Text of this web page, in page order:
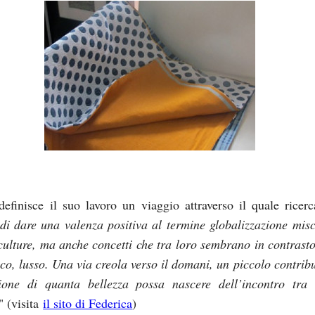
il suo lavoro un viaggio attraverso il quale
dare una valenza positiva al termine globalizzazione
ma anche concetti che tra loro sembrano in
lusso. Una via creola verso il domani, un piccolo
di quanta bellezza possa nascere dell’incontro tra
(visitail sito di Federica)